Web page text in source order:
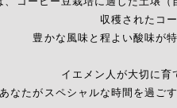
収穫されたコ
豊かな風味と程よい酸味が
イエメン人が大切に育
あなたがスペシャルな時間を過ご